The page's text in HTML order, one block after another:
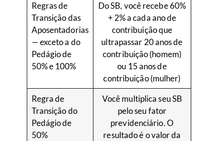
Regras de
Transição das
Aposentadorias
— exceto a do
Pedágio de
50% e 100%
Do SB, você recebe 60%
+ 2% a cada ano de
contribuição que
ultrapassar 20 anos de
contribuição (homem)
ou 15 anos de
contribuição (mulher)
Regra de
Transição do
Pedágio de
50%
Você multiplica seu SB
pelo seu fator
previdenciário. O
resultado é o valor da